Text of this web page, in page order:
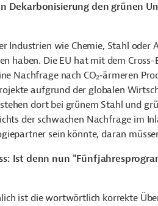
Dekarbonisierung den grünen
Industrien wie Chemie, Stahl
haben. Die EU hat mit dem
Nachfrage nach CO₂‑ärmeren
aufgrund der globalen
dort bei grünem Stahl und
der schwachen Nachfrage im
sein könnte, daran
Ist denn nun
ist die wortwörtlich korrekte